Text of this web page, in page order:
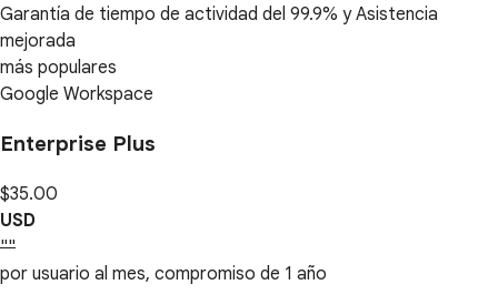
Garantía de tiempo de actividad del 99.9% y Asistencia
mejorada
más populares
Google Workspace
Enterprise Plus
$35.00
USD
""
por usuario al mes, compromiso de 1 año